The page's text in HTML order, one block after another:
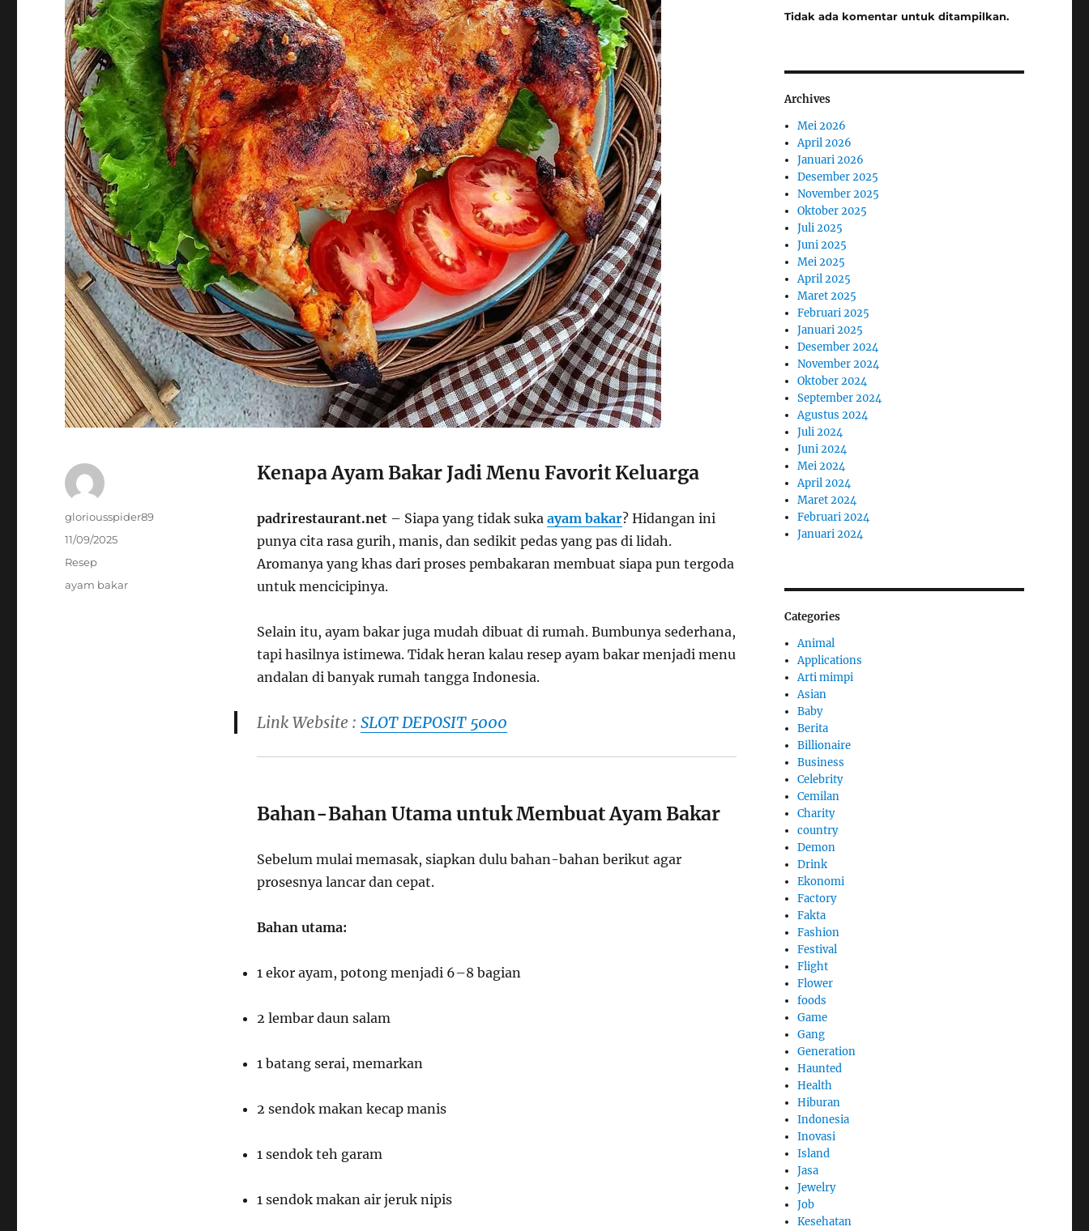
Kenapa Ayam Bakar Jadi Menu Favorit Keluarga
padrirestaurant.net– Siapa yang tidak suka ayam bakar? Hidangan ini
punya cita rasa gurih, manis, dan sedikit pedas yang pas di lidah.
Aromanya yang khas dari proses pembakaran membuat siapa pun tergoda
untuk mencicipinya.
Selain itu, ayam bakar juga mudah dibuat di rumah. Bumbunya sederhana,
tapi hasilnya istimewa. Tidak heran kalau resep ayam bakar menjadi menu
andalan di banyak rumah tangga Indonesia.
Link Website : SLOT DEPOSIT 5000
Bahan-Bahan Utama untuk Membuat Ayam Bakar
Sebelum mulai memasak, siapkan dulu bahan-bahan berikut agar
prosesnya lancar dan cepat.
Bahan utama:
1 ekor ayam, potong menjadi 6–8 bagian
2 lembar daun salam
1 batang serai, memarkan
2 sendok makan kecap manis
1 sendok teh garam
1 sendok makan air jeruk nipis
Author
gloriousspider89
Posted
11/09/2025
Categories
Resep
Tags
ayam bakar
Tidak ada komentar untuk ditampilkan.
Archives
Mei 2026
April 2026
Januari 2026
Desember 2025
November 2025
Oktober 2025
Juli 2025
Juni 2025
Mei 2025
April 2025
Maret 2025
Februari 2025
Januari 2025
Desember 2024
November 2024
Oktober 2024
September 2024
Agustus 2024
Juli 2024
Juni 2024
Mei 2024
April 2024
Maret 2024
Februari 2024
Januari 2024
Categories
Animal
Applications
Arti mimpi
Asian
Baby
Berita
Billionaire
Business
Celebrity
Cemilan
Charity
country
Demon
Drink
Ekonomi
Factory
Fakta
Fashion
Festival
Flight
Flower
foods
Game
Gang
Generation
Haunted
Health
Hiburan
Indonesia
Inovasi
Island
Jasa
Jewelry
Job
Kesehatan